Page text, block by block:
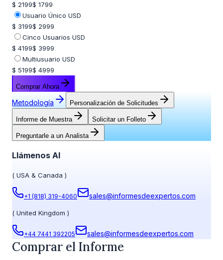
$ 2199$ 1799
Usuario Único USD
$ 3199$ 2999
Cinco Usuarios USD
$ 4199$ 3999
Multiusuario USD
$ 5199$ 4999
Comprar Ahora
Metodología Personalización de Solicitudes
Informe de Muestra Solicitar un Folleto
Preguntarle a un Analista
Llámenos Al
( USA & Canada )
+1 (818) 319-4060 sales@informesdeexpertos.com
( United Kingdom )
+44 7441 392205 sales@informesdeexpertos.com
Comprar el Informe